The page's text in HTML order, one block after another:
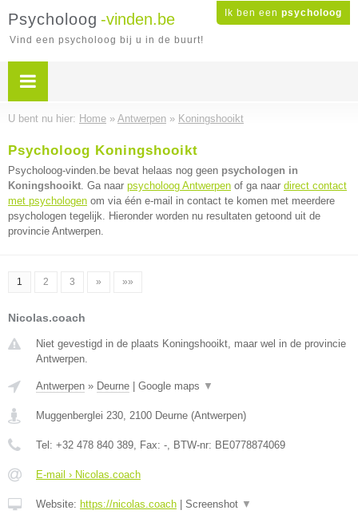
Ik ben een psycholoog
Psycholoog -vinden.be
Vind een psycholoog bij u in de buurt!
U bent nu hier: Home » Antwerpen » Koningshooikt
Psycholoog Koningshooikt
Psycholoog-vinden.be bevat helaas nog geen psychologen in
Koningshooikt. Ga naar psycholoog Antwerpen of ga naar direct contact
met psychologen om via één e-mail in contact te komen met meerdere
psychologen tegelijk. Hieronder worden nu resultaten getoond uit de
provincie Antwerpen.
1 2 3 » »»
Nicolas.coach
Niet gevestigd in de plaats Koningshooikt, maar wel in de provincie
Antwerpen.
Antwerpen » Deurne Google maps ▼
Muggenberglei 230, 2100 Deurne (Antwerpen)
Tel: +32 478 840 389, Fax: -, BTW-nr: BE0778874069
E-mail › Nicolas.coach
Website: https://nicolas.coach Screenshot ▼